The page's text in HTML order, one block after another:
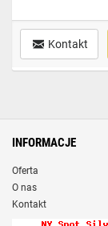
Kontakt
INFORMACJE
Oferta
O nas
Kontakt